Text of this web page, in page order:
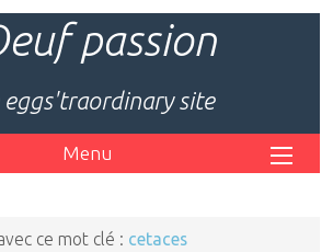
passion
eggs'traordinary site
Menu
ce mot clé : cetaces